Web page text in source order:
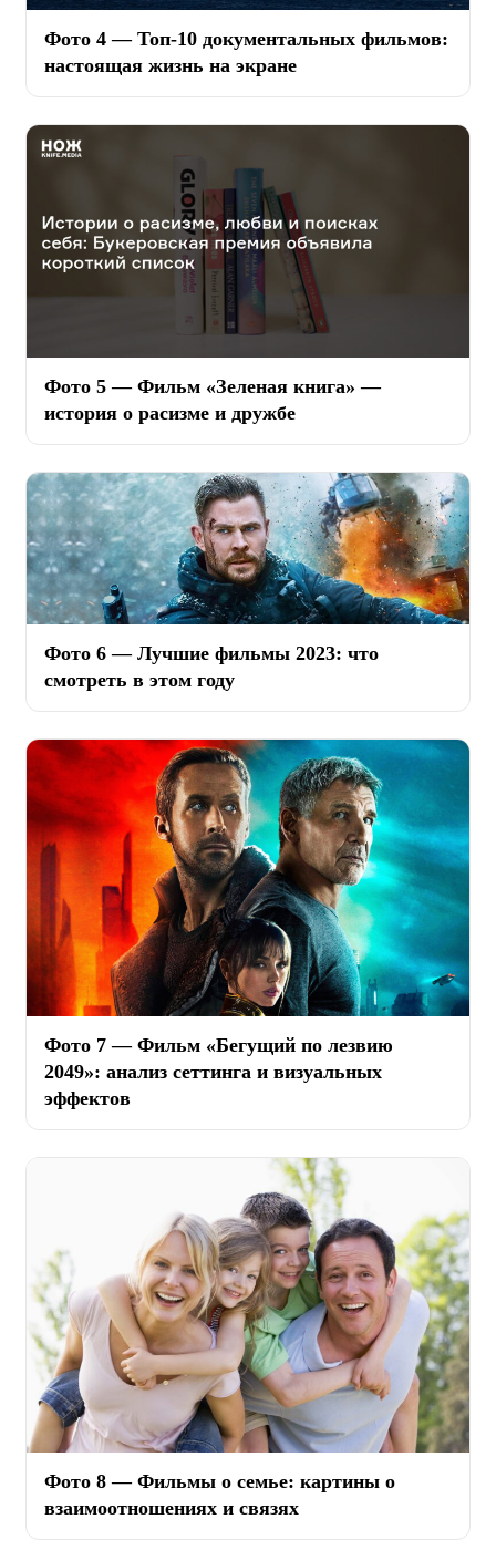
Фото 4 — Топ-10 документальных фильмов:
настоящая жизнь на экране
Фото 5 — Фильм «Зеленая книга» —
история о расизме и дружбе
Фото 6 — Лучшие фильмы 2023: что
смотреть в этом году
Фото 7 — Фильм «Бегущий по лезвию
2049»: анализ сеттинга и визуальных
эффектов
Фото 8 — Фильмы о семье: картины о
взаимоотношениях и связях